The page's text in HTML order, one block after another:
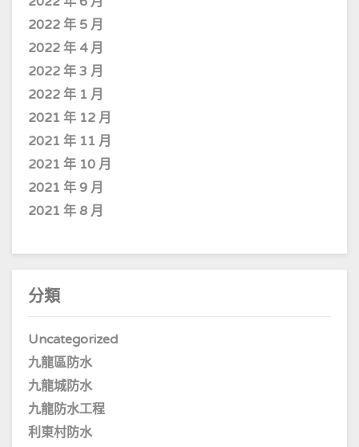
2022 年 5 月
2022 年 4 月
2022 年 3 月
2022 年 1 月
2021 年 12 月
2021 年 11 月
2021 年 10 月
2021 年 9 月
2021 年 8 月
分類
Uncategorized
九龍區防水
九龍城防水
九龍防水工程
利東村防水